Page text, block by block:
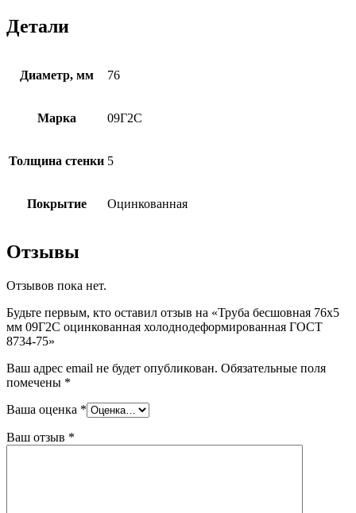
Детали
Диаметр, мм 76
Марка 09Г2С
Толщина стенки 5
Покрытие Оцинкованная
Отзывы
Отзывов пока нет.
Будьте первым, кто оставил отзыв на «Труба бесшовная 76х5
мм 09Г2С оцинкованная холоднодеформированная ГОСТ
8734-75»
Ваш адрес email не будет опубликован. Обязательные поля
помечены *
Ваша оценка *
Ваш отзыв *